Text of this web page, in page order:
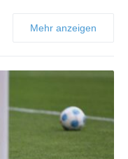
Mehr anzeigen